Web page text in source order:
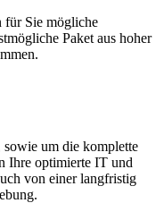
für Sie mögliche
Paket aus hoher
sowie um die komplette
Ihre optimierte IT und
von einer langfristig